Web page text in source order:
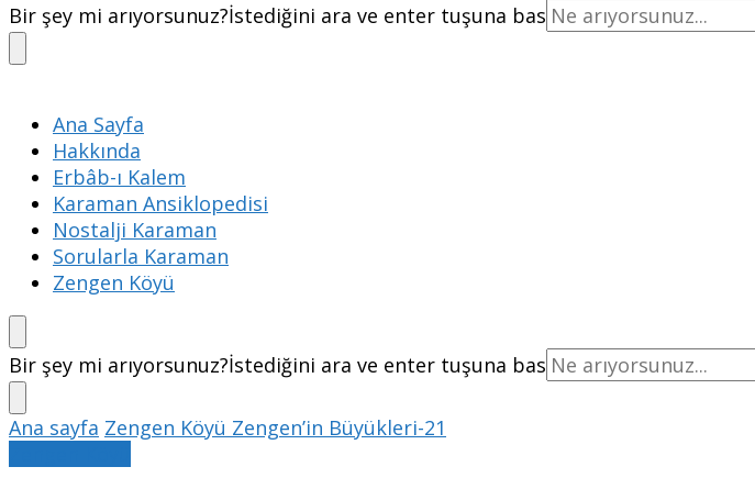
Bir şey mi arıyorsunuz?İstediğini ara ve enter tuşuna bas
Ana Sayfa
Hakkında
Erbâb-ı Kalem
Karaman Ansiklopedisi
Nostalji Karaman
Sorularla Karaman
Zengen Köyü
Bir şey mi arıyorsunuz?İstediğini ara ve enter tuşuna bas
Ana sayfa Zengen Köyü Zengen’in Büyükleri-21